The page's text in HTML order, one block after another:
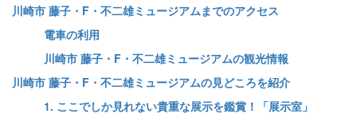
川崎市 藤子・F・不二雄ミュージアムまでのアクセス
電車の利用
川崎市 藤子・F・不二雄ミュージアムの観光情報
川崎市 藤子・F・不二雄ミュージアムの見どころを紹介
1. ここでしか見れない貴重な展示を鑑賞！「展示室」